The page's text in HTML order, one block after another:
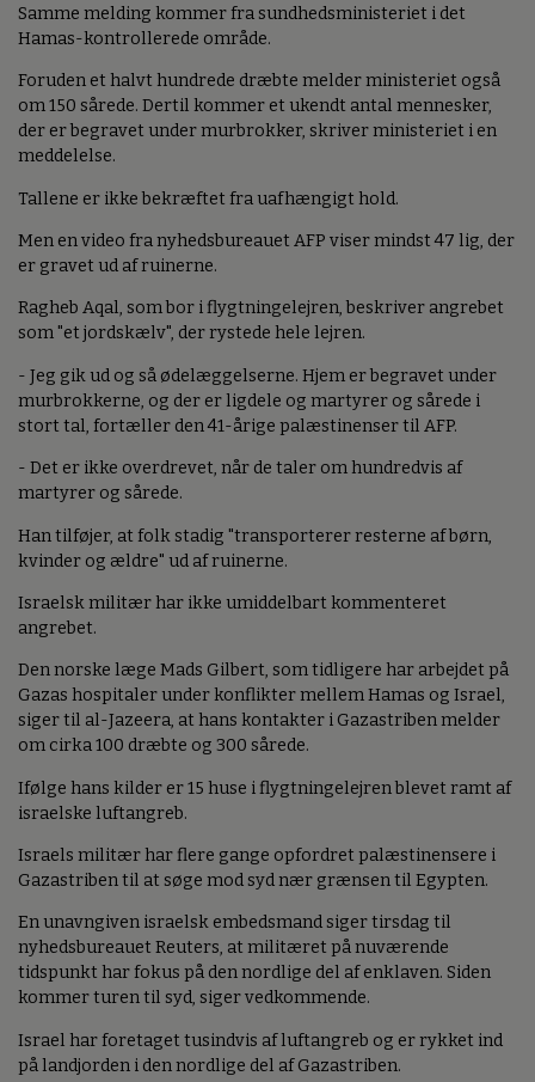
Samme melding kommer fra sundhedsministeriet i det
Hamas-kontrollerede område.
Foruden et halvt hundrede dræbte melder ministeriet også
om 150 sårede. Dertil kommer et ukendt antal mennesker,
der er begravet under murbrokker, skriver ministeriet i en
meddelelse.
Tallene er ikke bekræftet fra uafhængigt hold.
Men en video fra nyhedsbureauet AFP viser mindst 47 lig, der
er gravet ud af ruinerne.
Ragheb Aqal, som bor i flygtningelejren, beskriver angrebet
som "et jordskælv", der rystede hele lejren.
- Jeg gik ud og så ødelæggelserne. Hjem er begravet under
murbrokkerne, og der er ligdele og martyrer og sårede i
stort tal, fortæller den 41-årige palæstinenser til AFP.
- Det er ikke overdrevet, når de taler om hundredvis af
martyrer og sårede.
Han tilføjer, at folk stadig "transporterer resterne af børn,
kvinder og ældre" ud af ruinerne.
Israelsk militær har ikke umiddelbart kommenteret
angrebet.
Den norske læge Mads Gilbert, som tidligere har arbejdet på
Gazas hospitaler under konflikter mellem Hamas og Israel,
siger til al-Jazeera, at hans kontakter i Gazastriben melder
om cirka 100 dræbte og 300 sårede.
Ifølge hans kilder er 15 huse i flygtningelejren blevet ramt af
israelske luftangreb.
Israels militær har flere gange opfordret palæstinensere i
Gazastriben til at søge mod syd nær grænsen til Egypten.
En unavngiven israelsk embedsmand siger tirsdag til
nyhedsbureauet Reuters, at militæret på nuværende
tidspunkt har fokus på den nordlige del af enklaven. Siden
kommer turen til syd, siger vedkommende.
Israel har foretaget tusindvis af luftangreb og er rykket ind
på landjorden i den nordlige del af Gazastriben.